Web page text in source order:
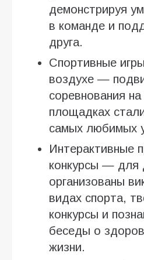
демонстрируя
в команде и
друга.
Спортивные
воздухе —
соревнования
площадках
самых любимых
Интерактивные
конкурсы — для
организованы
видах спорта,
конкурсы и
беседы о
жизни.